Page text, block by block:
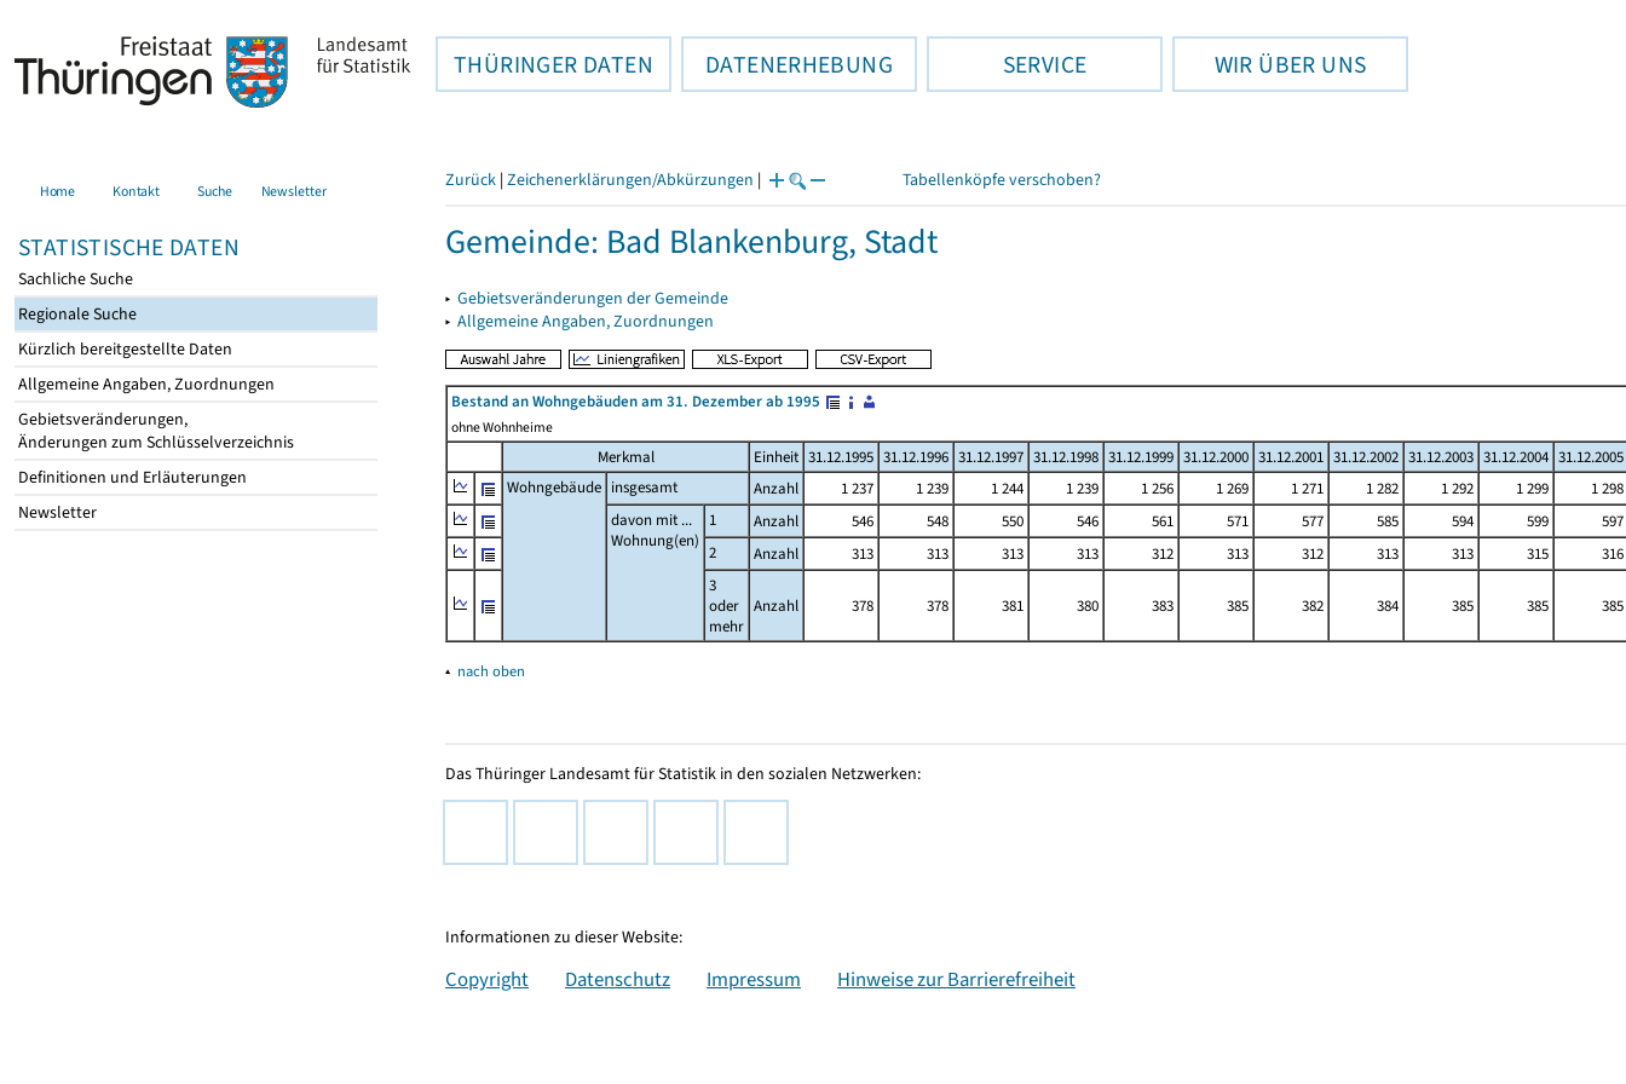
THÜRINGER DATEN DATENERHEBUNG SERVICE WIR ÜBER UNS
Home Kontakt Suche Newsletter
STATISTISCHE DATEN
Sachliche Suche
Regionale Suche
Kürzlich bereitgestellte Daten
Allgemeine Angaben, Zuordnungen
Gebietsveränderungen,
Änderungen zum Schlüsselverzeichnis
Definitionen und Erläuterungen
Newsletter
Zurück | Zeichenerklärungen/Abkürzungen | Tabellenköpfe verschoben?
Gemeinde: Bad Blankenburg, Stadt
▸ Gebietsveränderungen der Gemeinde
▸ Allgemeine Angaben, Zuordnungen
Bestand an Wohngebäuden am 31. Dezember ab 1995
ohne Wohnheime
Merkmal Einheit 31.12.1995 31.12.1996 31.12.1997 31.12.1998 31.12.1999 31.12.2000 31.12.2001 31.12.2002 31.12.2003 31.12.2004 31.12.2005
Wohngebäude insgesamt Anzahl 1 237 1 239 1 244 1 239 1 256 1 269 1 271 1 282 1 292 1 299
1 298
davon mit ...
Wohnung(en)
1 Anzahl 546 548 550 546 561 571 577 585 594 599
597
2
Anzahl 313 313 313 313 312 313 312 313 313 315
316
3
oder
mehr
Anzahl 378 378 381 380 383 385 382 384 385 385 385
▴ nach oben
Das Thüringer Landesamt für Statistik in den sozialen Netzwerken:
Informationen zu dieser Website:
Copyright Datenschutz Impressum Hinweise zur Barrierefreiheit